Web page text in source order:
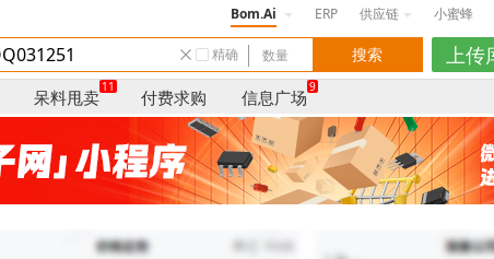
Bom.Ai ERP 供应链 小蜜蜂
精确
呆料甩卖
11
付费求购 信息广场
9